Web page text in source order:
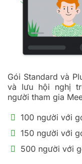
Gói Standard và
và lưu hội nghị
người tham gia
100 người với
150 người với
500 người với